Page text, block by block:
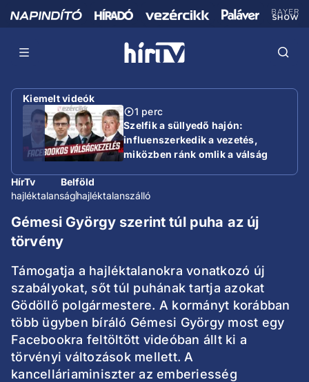
Kiemelt videók
1 perc
Szelfik a süllyedő hajón:
influenszerkedik a vezetés,
miközben ránk omlik a válság
HírTv
Belföld
hajléktalansághajléktalanszálló
Gémesi György szerint túl puha az új
törvény
Támogatja a hajléktalanokra vonatkozó új
szabályokat, sőt túl puhának tartja azokat
Gödöllő polgármestere. A kormányt korábban
több ügyben bíráló Gémesi György most egy
Facebookra feltöltött videóban állt ki a
törvényi változások mellett. A
kancelláriaminiszter az emberiesség